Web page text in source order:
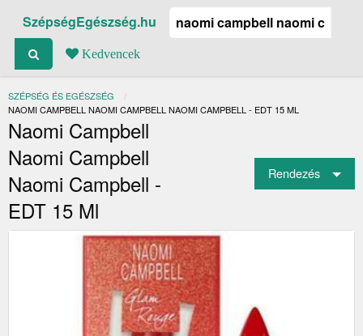
SzépségEgészség.hu
Kedvencek
SZÉPSÉG ÉS EGÉSZSÉG
JELENLEGI:
NAOMI CAMPBELL NAOMI CAMPBELL NAOMI CAMPBELL - EDT 15 ML
Naomi Campbell
Naomi Campbell
Naomi Campbell -
EDT 15 Ml
Rendezés